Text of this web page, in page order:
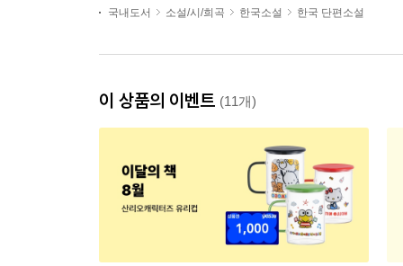
국내도서 소설/시/희곡 한국소설 한국 단편소설
이 상품의 이벤트 (11개)